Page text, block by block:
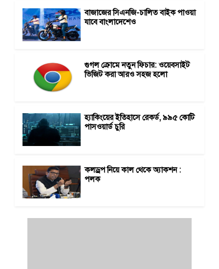
বাজাজের সিএনজি-চালিত বাইক পাওয়া
যাবে বাংলাদেশেও
গুগল ক্রোমে নতুন ফিচার: ওয়েবসাইট
ভিজিট করা আরও সহজ হলো
হ্যাকিংয়ের ইতিহাসে রেকর্ড, ৯৯৫ কোটি
পাসওয়ার্ড চুরি
কলড্রপ নিয়ে কাল থেকে অ্যাকশন :
পলক